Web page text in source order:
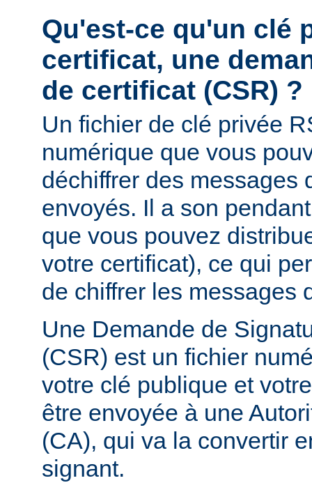
Qu'est-ce qu'un clé
certificat, une
de certificat (CSR) ?
Un fichier de clé privée
numérique que vous
déchiffrer des messages
envoyés. Il a son
que vous pouvez
votre certificat), ce qui
de chiffrer les messages
Une Demande de
(CSR) est un fichier
votre clé publique et
être envoyée à une
(CA), qui va la convertir
signant.